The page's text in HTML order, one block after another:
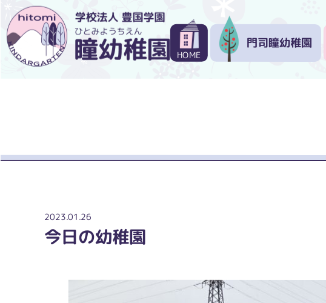
HOME
門司瞳幼稚園
2023.01.26
今日の幼稚園